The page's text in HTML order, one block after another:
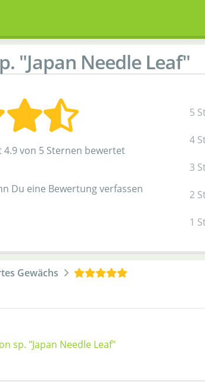
"Japan Needle Leaf"
von 5 Sternen bewertet
Du eine Bewertung verfassen
5
4
3
2
1
Gewächs
sp. "Japan Needle Leaf"